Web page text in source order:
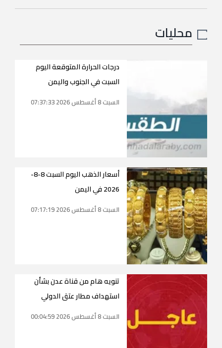
محليات
درجات الحرارة المتوقعة اليوم
السبت في الجنوب واليمن
السبت 8 أغسطس 2026 07:37:33
أسعار الذهب اليوم السبت 8-8-
2026 في اليمن
السبت 8 أغسطس 2026 07:17:19
تنويه هام من قناة عدن بشأن
استهداف مطار عتق الدولي
السبت 8 أغسطس 2026 00:04:59